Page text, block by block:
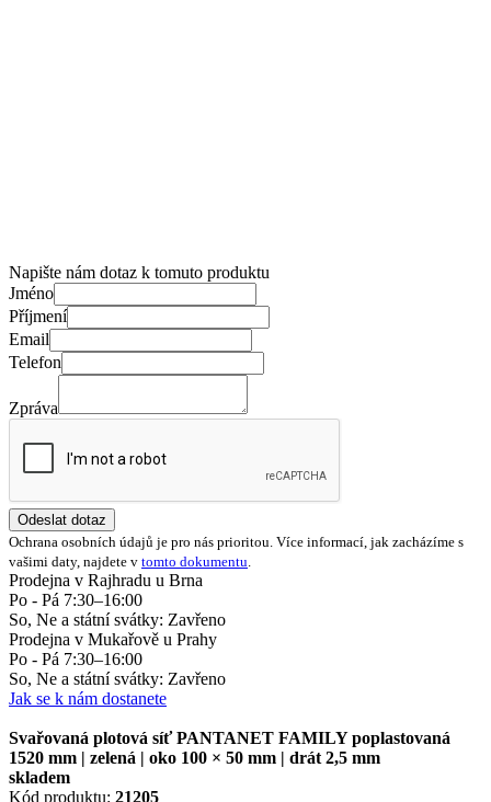
Napište nám dotaz k tomuto produktu
Jméno
Příjmení
Email
Telefon
Zpráva
Odeslat dotaz
Ochrana osobních údajů je pro nás prioritou. Více informací, jak zacházíme s
vašimi daty, najdete v tomto dokumentu.
Prodejna v Rajhradu u Brna
Po - Pá 7:30–16:00
So, Ne a státní svátky: Zavřeno
Prodejna v Mukařově u Prahy
Po - Pá 7:30–16:00
So, Ne a státní svátky: Zavřeno
Jak se k nám dostanete
Svařovaná plotová síť PANTANET FAMILY poplastovaná
1520 mm | zelená | oko 100 × 50 mm | drát 2,5 mm
skladem
Kód produktu: 21205